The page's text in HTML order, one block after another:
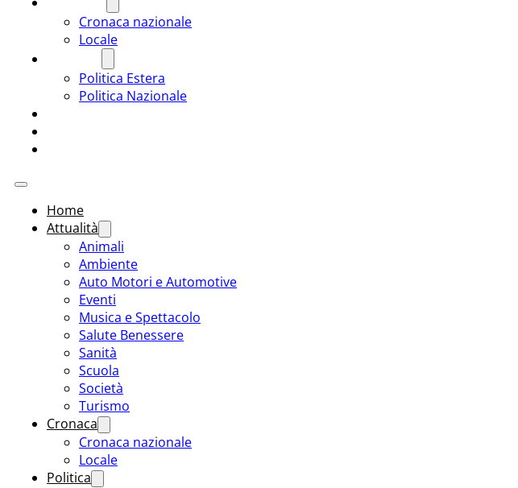
Cronaca nazionale
Locale
Politica Estera
Politica Nazionale
Home
Attualità
Animali
Ambiente
Auto Motori e Automotive
Eventi
Musica e Spettacolo
Salute Benessere
Sanità
Scuola
Società
Turismo
Cronaca
Cronaca nazionale
Locale
Politica